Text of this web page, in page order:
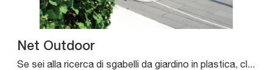
Net Outdoor
Se sei alla ricerca di sgabelli da giardino in plastica, clicca e ottieni informazioni sul modello Net Outdoor della firma Bontempi.